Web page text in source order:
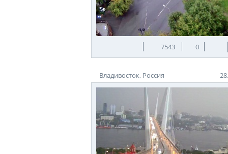
7543 0
Владивосток, Россия